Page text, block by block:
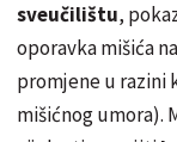
sveučilištu,
oporavka mišića
promjene u razini
mišićnog umora).